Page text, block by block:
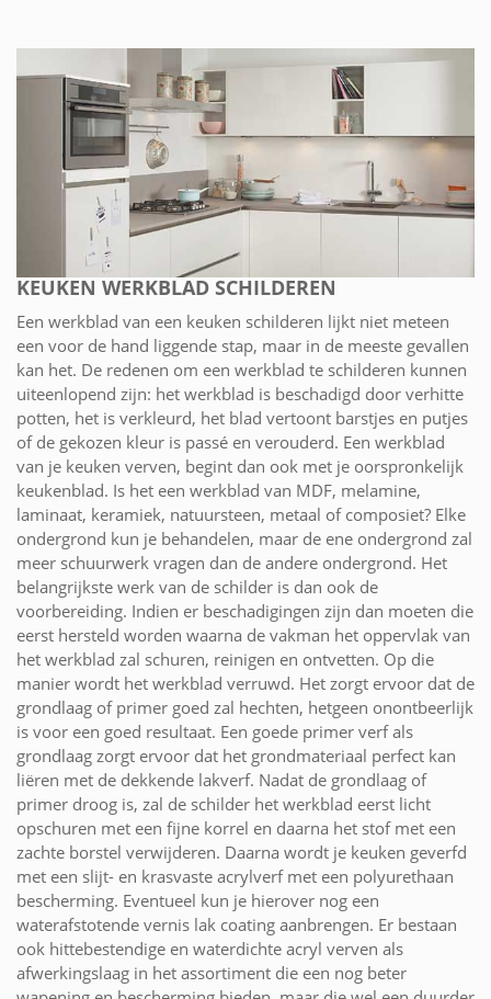
KEUKEN WERKBLAD SCHILDEREN
Een werkblad van een keuken schilderen lijkt niet meteen
een voor de hand liggende stap, maar in de meeste gevallen
kan het. De redenen om een werkblad te schilderen kunnen
uiteenlopend zijn: het werkblad is beschadigd door verhitte
potten, het is verkleurd, het blad vertoont barstjes en putjes
of de gekozen kleur is passé en verouderd. Een werkblad
van je keuken verven, begint dan ook met je oorspronkelijk
keukenblad. Is het een werkblad van MDF, melamine,
laminaat, keramiek, natuursteen, metaal of composiet? Elke
ondergrond kun je behandelen, maar de ene ondergrond zal
meer schuurwerk vragen dan de andere ondergrond. Het
belangrijkste werk van de schilder is dan ook de
voorbereiding. Indien er beschadigingen zijn dan moeten die
eerst hersteld worden waarna de vakman het oppervlak van
het werkblad zal schuren, reinigen en ontvetten. Op die
manier wordt het werkblad verruwd. Het zorgt ervoor dat de
grondlaag of primer goed zal hechten, hetgeen onontbeerlijk
is voor een goed resultaat. Een goede primer verf als
grondlaag zorgt ervoor dat het grondmateriaal perfect kan
liëren met de dekkende lakverf. Nadat de grondlaag of
primer droog is, zal de schilder het werkblad eerst licht
opschuren met een fijne korrel en daarna het stof met een
zachte borstel verwijderen. Daarna wordt je keuken geverfd
met een slijt- en krasvaste acrylverf met een polyurethaan
bescherming. Eventueel kun je hierover nog een
waterafstotende vernis lak coating aanbrengen. Er bestaan
ook hittebestendige en waterdichte acryl verven als
afwerkingslaag in het assortiment die een nog beter